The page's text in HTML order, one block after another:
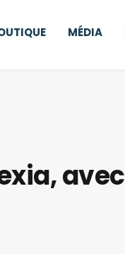
MÉDIA
avec